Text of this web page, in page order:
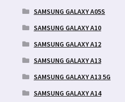
SAMSUNG GALAXY A05S
SAMSUNG GALAXY A10
SAMSUNG GALAXY A12
SAMSUNG GALAXY A13
SAMSUNG GALAXY A13 5G
SAMSUNG GALAXY A14